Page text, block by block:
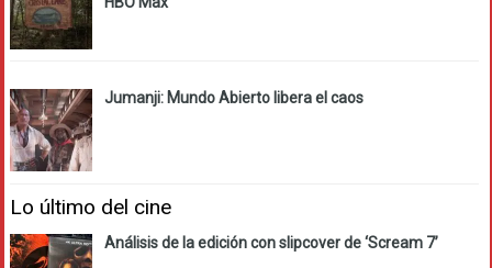
Jumanji: Mundo Abierto libera el caos
Lo último del cine
Análisis de la edición con slipcover de ‘Scream 7’